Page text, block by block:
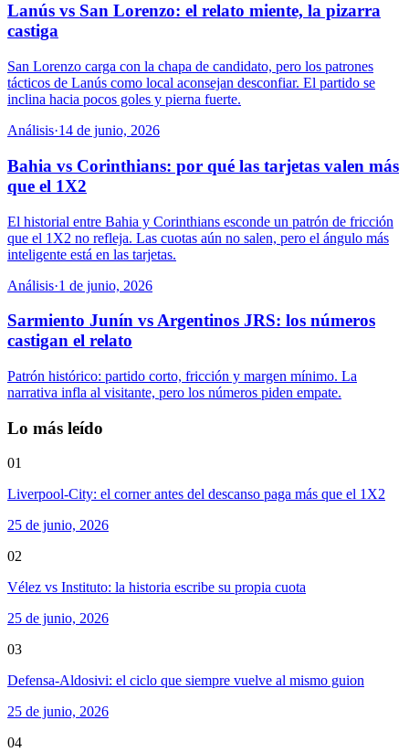
Lanús vs San Lorenzo: el relato miente, la pizarra
castiga
San Lorenzo carga con la chapa de candidato, pero los patrones
tácticos de Lanús como local aconsejan desconfiar. El partido se
inclina hacia pocos goles y pierna fuerte.
Análisis·14 de junio, 2026
Bahia vs Corinthians: por qué las tarjetas valen más
que el 1X2
El historial entre Bahia y Corinthians esconde un patrón de fricción
que el 1X2 no refleja. Las cuotas aún no salen, pero el ángulo más
inteligente está en las tarjetas.
Análisis·1 de junio, 2026
Sarmiento Junín vs Argentinos JRS: los números
castigan el relato
Patrón histórico: partido corto, fricción y margen mínimo. La
narrativa infla al visitante, pero los números piden empate.
Lo más leído
01
Liverpool-City: el corner antes del descanso paga más que el 1X2
25 de junio, 2026
02
Vélez vs Instituto: la historia escribe su propia cuota
25 de junio, 2026
03
Defensa-Aldosivi: el ciclo que siempre vuelve al mismo guion
25 de junio, 2026
04